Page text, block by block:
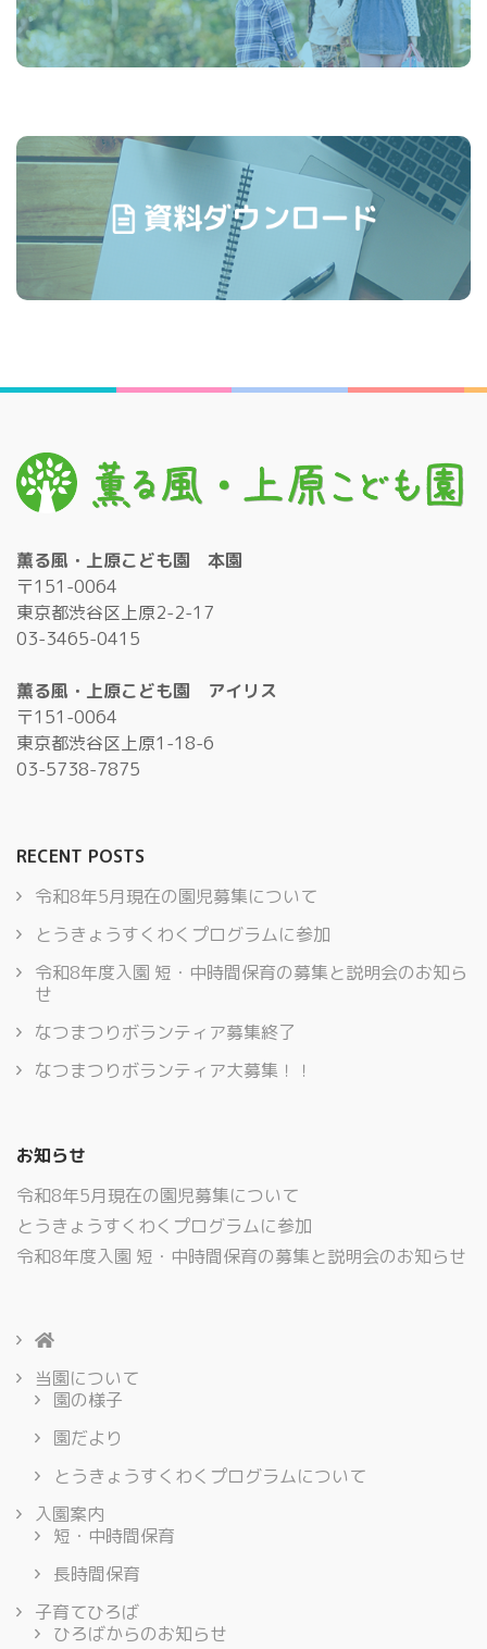
薫る風・上原こども園 本園
〒151-0064
東京都渋谷区上原2-2-17
03-3465-0415
薫る風・上原こども園 アイリス
〒151-0064
東京都渋谷区上原1-18-6
03-5738-7875
RECENT POSTS
令和8年5月現在の園児募集について
とうきょうすくわくプログラムに参加
令和8年度入園 短・中時間保育の募集と説明会のお知ら
せ
なつまつりボランティア募集終了
なつまつりボランティア大募集！！
お知らせ
令和8年5月現在の園児募集について
とうきょうすくわくプログラムに参加
令和8年度入園 短・中時間保育の募集と説明会のお知らせ
当園について
園の様子
園だより
とうきょうすくわくプログラムについて
入園案内
短・中時間保育
長時間保育
子育てひろば
ひろばからのお知らせ